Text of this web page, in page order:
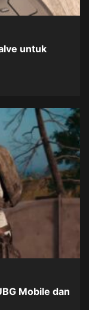
untuk
Mobile dan